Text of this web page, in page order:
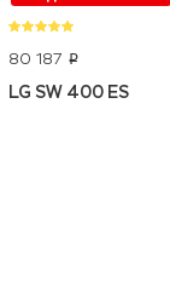
80 187 p
LG SW 400 ES